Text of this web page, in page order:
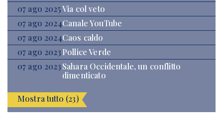
07 ago 2025Via col veto
07 ago 2024Canale YouTube
07 ago 2024Caos caldo
07 ago 2023Pollice Verde
07 ago 2023Sahara Occidentale, un conflitto
dimenticato
Mostra tutto (23)